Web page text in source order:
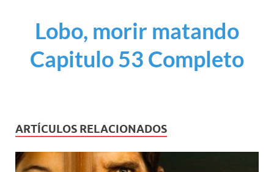
Lobo, morir matando
Capitulo 53 Completo
ARTÍCULOS RELACIONADOS